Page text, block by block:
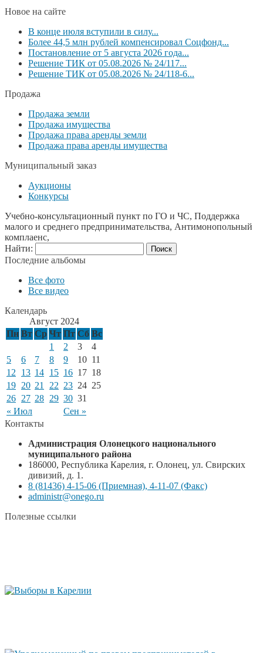
Новое на сайте
В конце июля вступили в силу...
Более 44,5 млн рублей компенсировал Соцфонд...
Постановление от 5 августа 2026 года...
Решение ТИК от 05.08.2026 № 24/117...
Решение ТИК от 05.08.2026 № 24/118-6...
Продажа
Продажа земли
Продажа имущества
Продажа права аренды земли
Продажа права аренды имущества
Муниципальный заказ
Аукционы
Конкурсы
Учебно-консультационный пункт по ГО и ЧС, Поддержка
малого и среднего предпринимательства, Антимонопольный
комплаенс,
Найти:
Последние альбомы
Все фото
Все видео
Календарь
Август 2024
Пн Вт Ср Чт Пт Сб Вс
« Июл Сен »
1 2 3
4
5
6 7 8 9 10 11
12
13 14 15 16 17 18
19 20 21 22 23 24 25
26 27 28 29 30 31
Контакты
Администрация Олонецкого национального
муниципального района
186000, Республика Карелия, г. Олонец, ул. Свирских
дивизий, д. 1.
8 (81436) 4-15-06 (Приемная), 4-11-07 (Факс)
administr@onego.ru
Полезные ссылки